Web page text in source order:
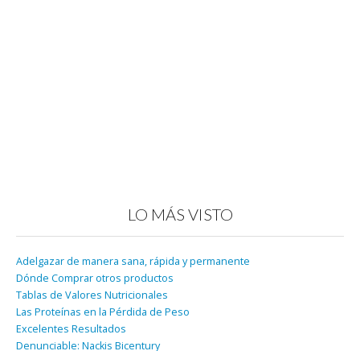
LO MÁS VISTO
Adelgazar de manera sana, rápida y permanente
Dónde Comprar otros productos
Tablas de Valores Nutricionales
Las Proteínas en la Pérdida de Peso
Excelentes Resultados
Denunciable: Nackis Bicentury